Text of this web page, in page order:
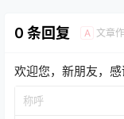
0 条回复 A 文章
欢迎您，新朋友，感